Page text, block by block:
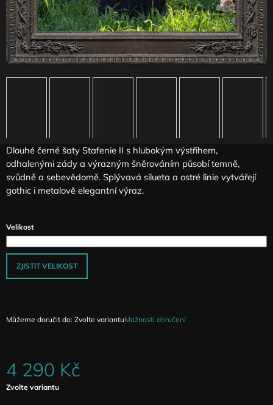
Dlouhé černé šaty Stafenie II s hlubokým výstřihem,
odhalenými zády a výrazným šněrováním působí temně,
svůdně a sebevědomě. Splývavá silueta a ostré linie vytvářejí
gothic i metalově elegantní výraz.
Velikost
ZJISTIT VELIKOST
Můžeme doručit do: Zvolte variantuMožnosti doručení
4 290 Kč
Měrná
Zvolte variantu
J
E
M
E
3
290
Kč